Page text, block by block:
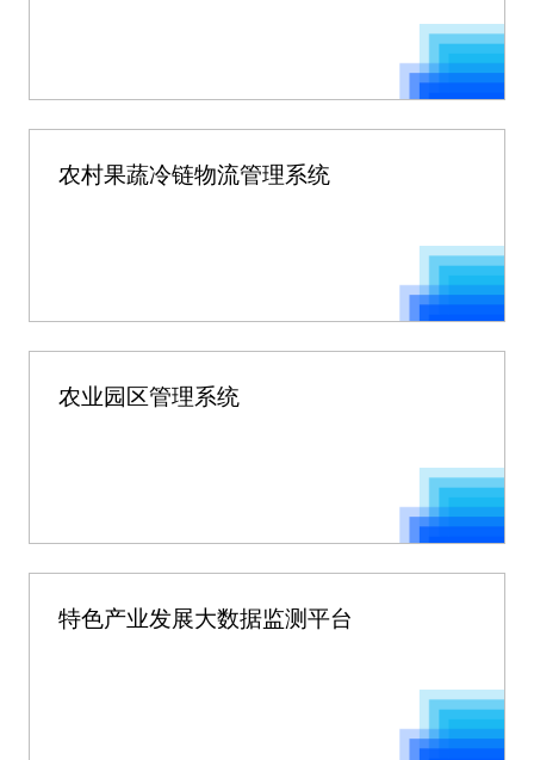
农村果蔬冷链物流管理系统
农业园区管理系统
特色产业发展大数据监测平台